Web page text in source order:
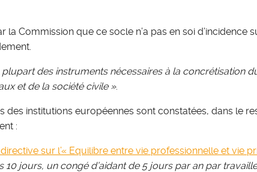
la Commission que ce socle n’a pas en soi
plupart des instruments nécessaires à la concrétisation
et de la société civile ».
des institutions européennes sont constatées, dans le
:
sur l’« Equilibre entre vie professionnelle et vie
10 jours, un congé d’aidant de 5 jours par an par